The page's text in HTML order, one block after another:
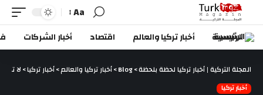
Aa
الرئيسية أخبار تركيا والعالم اقتصاد أخبار الشركات
المجلة التركية | أخبار تركيا لحظة بلحظة>
Blog
>أخبار تركيا والعالم>أخبار تركيا>لا
أخبار تركيا